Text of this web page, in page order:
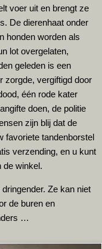
voer uit en brengt ze
De dierenhaat onder
honden worden als
lot overgelaten,
geleden is een
zorgde, vergiftigd door
één rode kater
doen, de politie
zijn blij dat de
favoriete tandenborstel
verzending, en u kunt
de winkel.
Ze kan niet
de buren en
…